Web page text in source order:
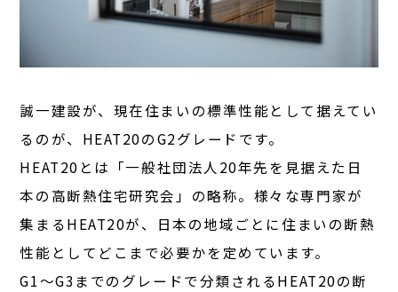
誠一建設が、現在住まいの標準性能として据えてい
るのが、HEAT20のG2グレードです。
HEAT20とは「一般社団法人20年先を見据えた日
本の高断熱住宅研究会」の略称。様々な専門家が
集まるHEAT20が、日本の地域ごとに住まいの断熱
性能としてどこまで必要かを定めています。
G1〜G3までのグレードで分類されるHEAT20の断